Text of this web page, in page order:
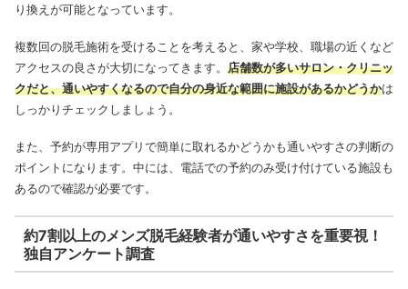
り換えが可能となっています。
複数回の脱毛施術を受けることを考えると、家や学校、職場の近くなど
アクセスの良さが大切になってきます。 店舗数が多いサロン・クリニッ
クだと、通いやすくなるので自分の身近な範囲に施設があるかどうかは
しっかりチェックしましょう。
また、予約が専用アプリで簡単に取れるかどうかも通いやすさの判断の
ポイントになります。中には、電話での予約のみ受け付けている施設も
あるので確認が必要です。
約7割以上のメンズ脱毛経験者が通いやすさを重要視！
独自アンケート調査